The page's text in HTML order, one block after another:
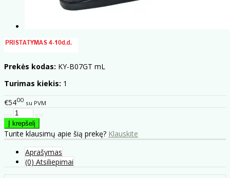
Prekės kodas: KY-B07GT mL
Turimas kiekis: 1
€5400 su PVM
Turite klausimų apie šią prekę? Klauskite
Aprašymas
(0) Atsiliepimai